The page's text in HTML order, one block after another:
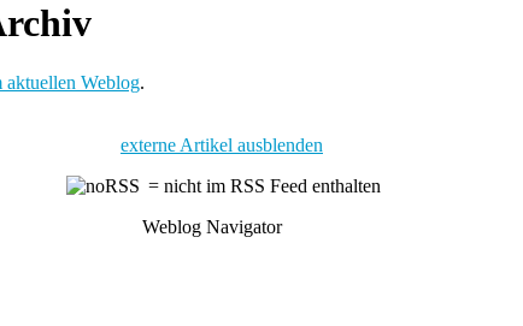
aktuellen Weblog.
externe Artikel ausblenden
= nicht im RSS Feed enthalten
Weblog Navigator